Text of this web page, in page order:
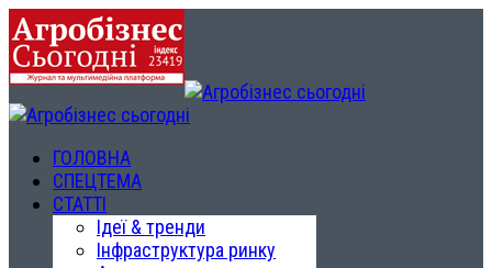
ГОЛОВНА
СПЕЦТЕМА
СТАТТІ
Ідеї & тренди
Інфраструктура ринку